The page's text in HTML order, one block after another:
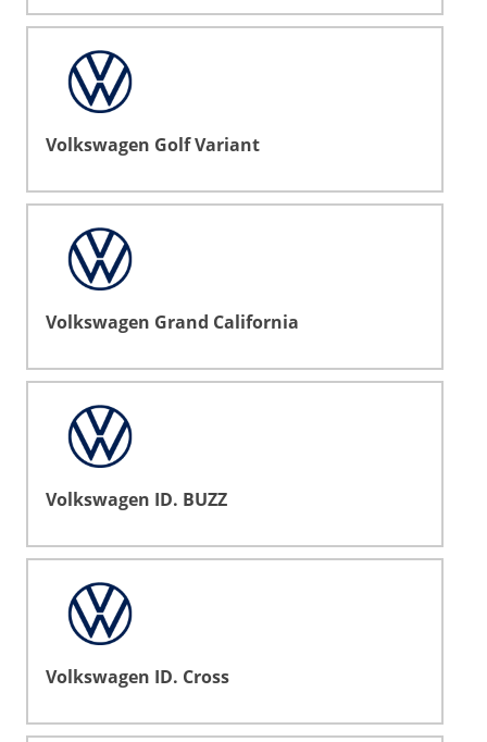
Volkswagen Golf Variant
Volkswagen Grand California
Volkswagen ID. BUZZ
Volkswagen ID. Cross